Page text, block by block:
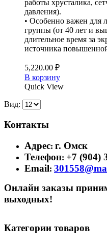
работы хрусталика,
давления).
• Особенно важен для
группы (от 40 лет и
длительное время за
источника
5,220.00 ₽
В корзину
Quick View
Вид:
Контакты
Адрес: г. Омск
Телефон: +7 (904)
Email:
Онлайн заказы
выходных!
Категории товаров